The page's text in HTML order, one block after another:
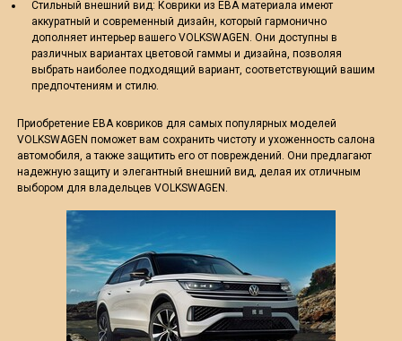
Стильный внешний вид: Коврики из ЕВА материала имеют
аккуратный и современный дизайн, который гармонично
дополняет интерьер вашего VOLKSWAGEN. Они доступны в
различных вариантах цветовой гаммы и дизайна, позволяя
выбрать наиболее подходящий вариант, соответствующий вашим
предпочтениям и стилю.
Приобретение ЕВА ковриков для самых популярных моделей
VOLKSWAGEN поможет вам сохранить чистоту и ухоженность салона
автомобиля, а также защитить его от повреждений. Они предлагают
надежную защиту и элегантный внешний вид, делая их отличным
выбором для владельцев VOLKSWAGEN.